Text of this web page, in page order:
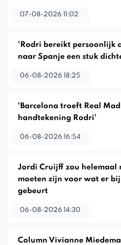
07-08-2026 11:02
'Rodri bereikt persoonlijk
naar Spanje een stuk
06-08-2026 18:25
'Barcelona troeft Real
handtekening Rodri'
06-08-2026 16:54
Jordi Cruijff zou
moeten zijn voor wat er
gebeurt
06-08-2026 14:30
Column Vivianne